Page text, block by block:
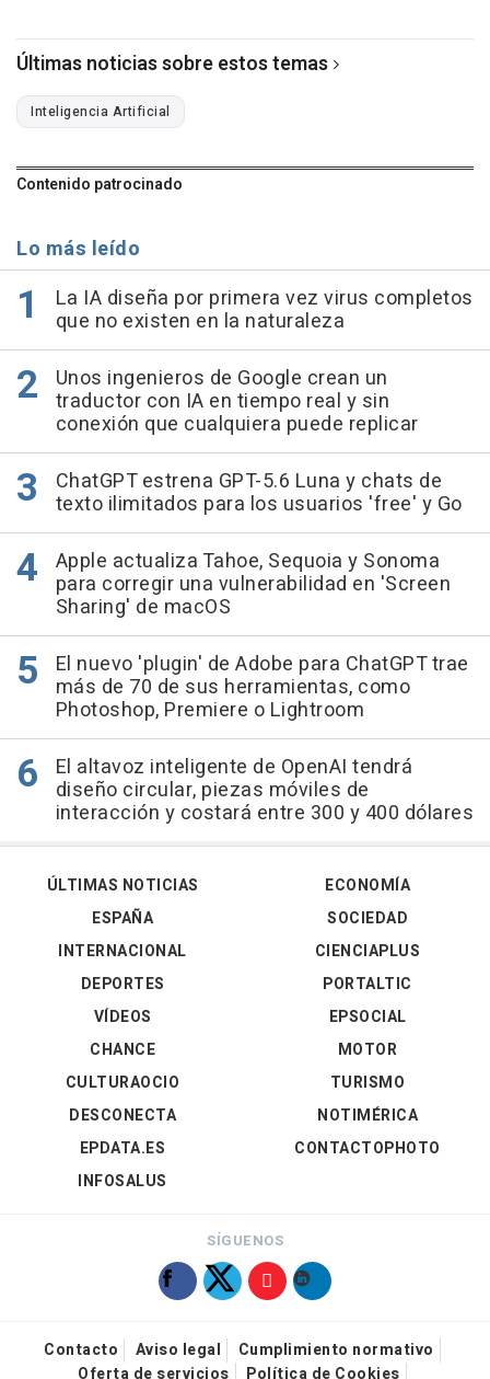
Últimas noticias sobre estos temas
Inteligencia Artificial
Contenido patrocinado
Lo más leído
La IA diseña por primera vez virus completos
que no existen en la naturaleza
Unos ingenieros de Google crean un
traductor con IA en tiempo real y sin
conexión que cualquiera puede replicar
ChatGPT estrena GPT-5.6 Luna y chats de
texto ilimitados para los usuarios 'free' y Go
Apple actualiza Tahoe, Sequoia y Sonoma
para corregir una vulnerabilidad en 'Screen
Sharing' de macOS
El nuevo 'plugin' de Adobe para ChatGPT trae
más de 70 de sus herramientas, como
Photoshop, Premiere o Lightroom
El altavoz inteligente de OpenAI tendrá
diseño circular, piezas móviles de
interacción y costará entre 300 y 400 dólares
ÚLTIMAS NOTICIAS
ESPAÑA
INTERNACIONAL
DEPORTES
VÍDEOS
ECONOMÍA
SOCIEDAD
CIENCIAPLUS
PORTALTIC
EPSOCIAL
CHANCE
CULTURAOCIO
DESCONECTA
EPDATA.ES
INFOSALUS
MOTOR
TURISMO
NOTIMÉRICA
CONTACTOPHOTO
SÍGUENOS
Contacto Aviso legal
Cumplimiento normativo
Oferta de servicios
Política de Cookies